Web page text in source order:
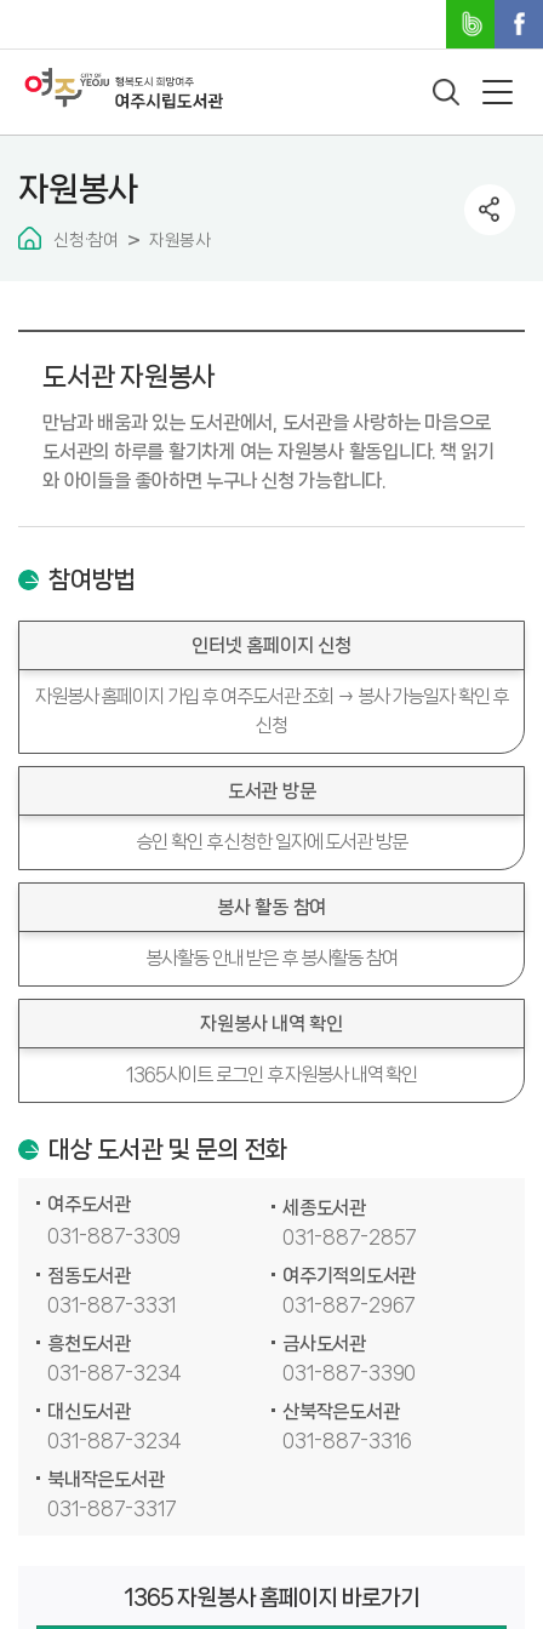
자원봉사
신청·참여 자원봉사
도서관 자원봉사
만남과 배움과 있는 도서관에서, 도서관을 사랑하는 마음으로
도서관의 하루를 활기차게 여는 자원봉사 활동입니다. 책 읽기
와 아이들을 좋아하면 누구나 신청 가능합니다.
참여방법
인터넷 홈페이지 신청
자원봉사 홈페이지 가입 후여주도서관 조회 → 봉사 가능일자 확인 후
신청
도서관 방문
승인 확인 후 신청한 일자에 도서관 방문
봉사 활동 참여
봉사활동 안내 받은 후봉사활동 참여
자원봉사 내역 확인
1365사이트 로그인 후자원봉사 내역 확인
대상 도서관 및 문의 전화
여주도서관
031-887-3309
세종도서관
031-887-2857
점동도서관
031-887-3331
여주기적의도서관
031-887-2967
흥천도서관
031-887-3234
금사도서관
031-887-3390
대신도서관
031-887-3234
산북작은도서관
031-887-3316
북내작은도서관
031-887-3317
1365 자원봉사 홈페이지 바로가기